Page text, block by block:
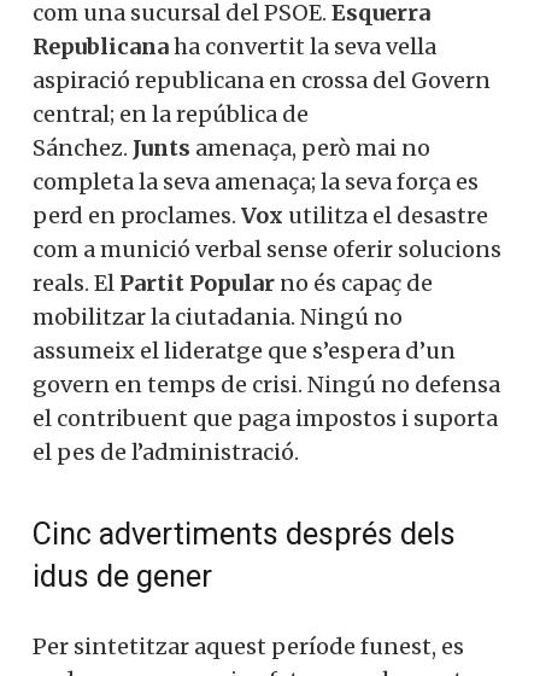
com una sucursal del PSOE. Esquerra
Republicanaha convertit la seva vella
aspiració republicana en crossa del Govern
central; en la república de
Sánchez. Junts amenaça, però mai no
completa la seva amenaça; la seva força es
perd en proclames. Vox utilitza el desastre
com a munició verbal sense oferir solucions
reals. El Partit Popular no és capaç de
mobilitzar la ciutadania. Ningú no
assumeix el lideratge que s’espera d’un
govern en temps de crisi. Ningú no defensa
el contribuent que paga impostos i suporta
el pes de l’administració.
Cinc advertiments després dels
idus de gener
Per sintetitzar aquest període funest, es